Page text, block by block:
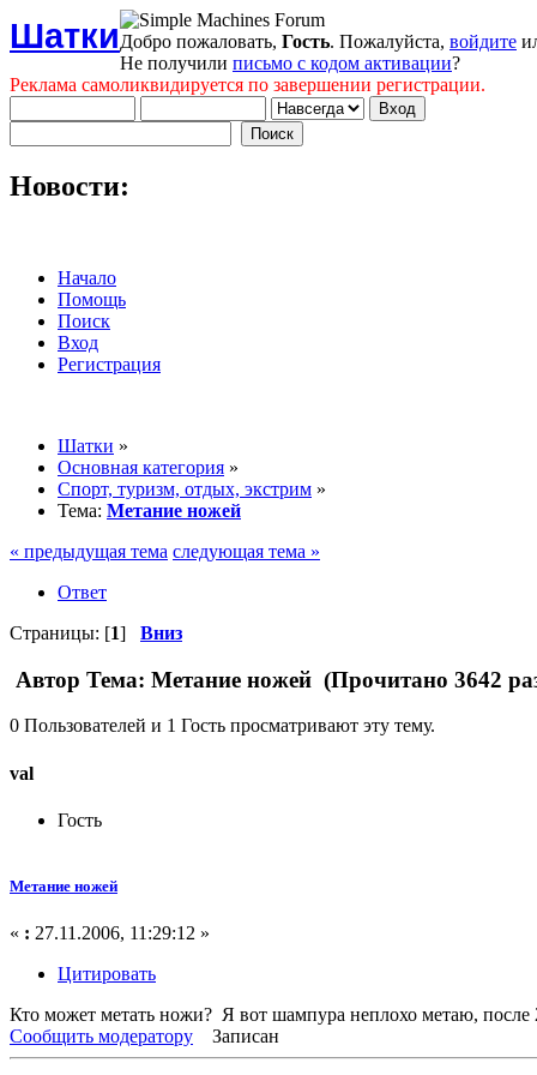
ШаткиДобро пожаловать, Гость. Пожалуйста, войдите
Не получили письмо с кодом активации?
Реклама самоликвидируется по завершении регистрации.
Новости:
Начало
Помощь
Поиск
Вход
Регистрация
Шатки »
Основная категория »
Спорт, туризм, отдых, экстрим »
Тема: Метание ножей
« предыдущая тема следующая тема »
Ответ
Страницы: [1] Вниз
Автор Тема: Метание ножей (Прочитано 3642
0 Пользователей и 1 Гость просматривают эту тему.
val
Гость
Метание ножей
« : 27.11.2006, 11:29:12 »
Цитировать
Кто может метать ножи? Я вот шампура неплохо метаю, после
Сообщить модератору
Записан